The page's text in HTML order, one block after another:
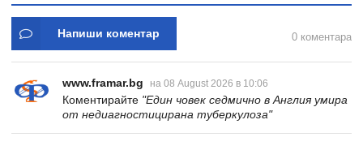
Напиши коментар 0 коментара
www.framar.bg на 08 August 2026 в 10:06
Коментирайте "Един човек седмично в Англия умира
от недиагностицирана туберкулоза"